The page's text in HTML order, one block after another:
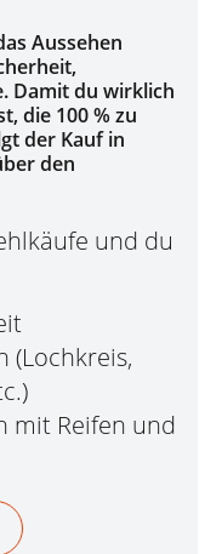
Aussehen
Damit du wirklich
die 100 % zu
der Kauf in
den
und du
(Lochkreis,
mit Reifen und